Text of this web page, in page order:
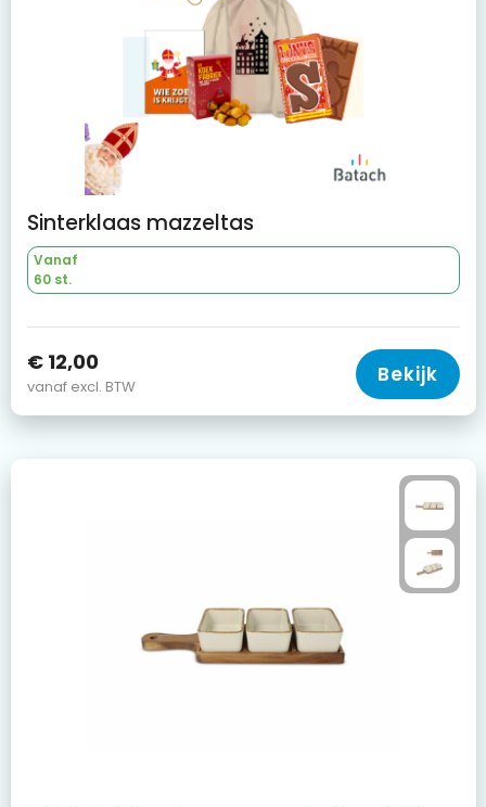
Sinterklaas mazzeltas
Vanaf
60 st.
€ 12,00
vanaf excl. BTW Bekijk